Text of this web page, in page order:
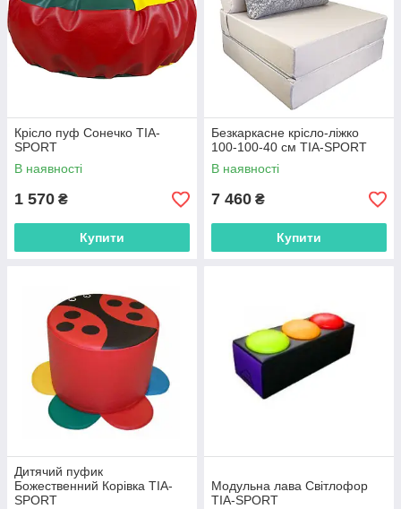
Крісло пуф Сонечко TIA-
SPORT
В наявності
1 570 ₴
Купити
Безкаркасне крісло-ліжко
100-100-40 см TIA-SPORT
В наявності
7 460 ₴
Купити
Дитячий пуфик
Божественний Корівка TIA-
SPORT
Модульна лава Світлофор
TIA-SPORT